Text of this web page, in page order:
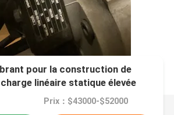
pour la construction de
linéaire statique élevée
Prix：$43000-$52000